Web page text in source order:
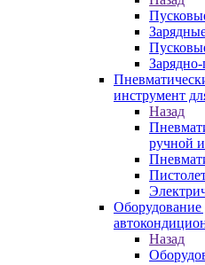
инструмент
Назад
ручной
Назад